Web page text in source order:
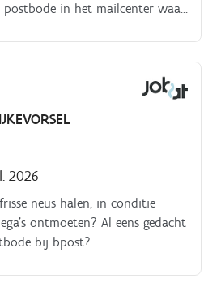
in het mailcenter waar
2026
neus halen, in conditie
ontmoeten? Al eens gedacht
bij bpost?